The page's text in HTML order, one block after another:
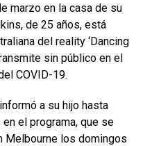
marzo en la casa de su
de 25 años, está
del reality ‘Dancing
sin público en el
COVID-19.
a su hijo hasta
el programa, que se
Melbourne los domingos